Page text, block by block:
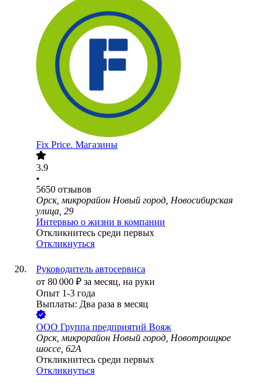
Fix Price. Магазины
3.9
•
5650 отзывов
Орск, микрорайон Новый город, Новосибирская
улица, 29
Интервью о жизни в компании
Откликнитесь среди первых
Откликнуться
Руководитель автосервиса
от 80 000 ₽ за месяц, на руки
Опыт 1-3 года
Выплаты: Два раза в месяц
ООО Группа предприятий Вояж
Орск, микрорайон Новый город, Новотроицкое
шоссе, 62А
Откликнитесь среди первых
Откликнуться